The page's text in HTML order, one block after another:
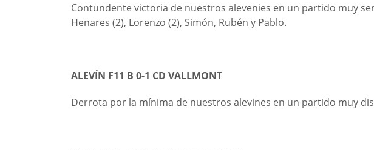
Contundente victoria de nuestros alevenies en un partido muy
Henares (2), Lorenzo (2), Simón, Rubén y Pablo.
ALEVÍN F11 B 0-1 CD VALLMONT
Derrota por la mínima de nuestros alevines en un partido muy